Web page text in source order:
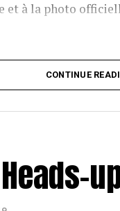
et à la photo
du BPT Toulouse
CONTINUE